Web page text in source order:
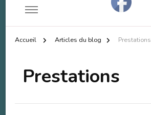
Accueil Articles du blog Prestations
Prestations